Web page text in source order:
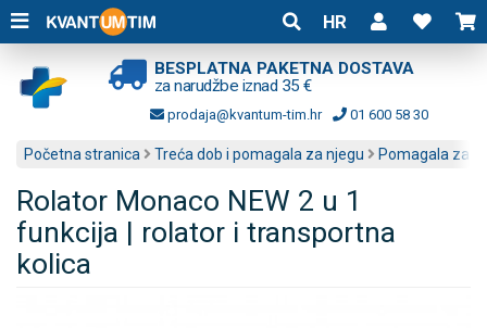
HR
BESPLATNA PAKETNA DOSTAVA
za narudžbe iznad 35 €
prodaja@kvantum-tim.hr 01 600 58 30
Početna stranica Treća dob i pomagala za njegu Pomagala za
Rolator Monaco NEW 2 u 1
funkcija | rolator i transportna
kolica